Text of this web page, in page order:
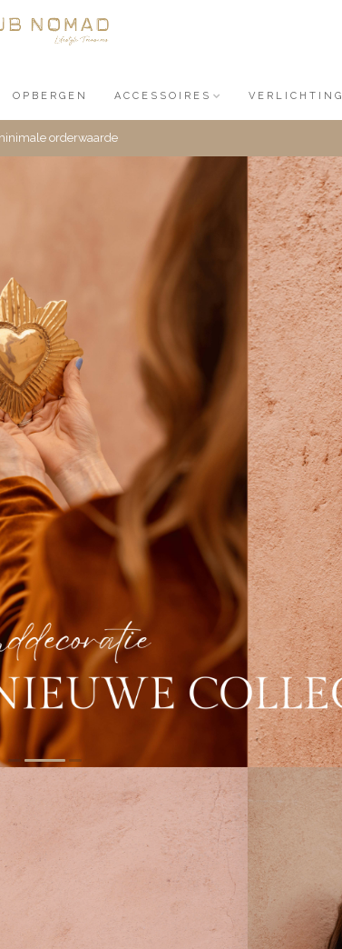
OPBERGEN ACCESSOIRES VERLICHTING
orderwaarde